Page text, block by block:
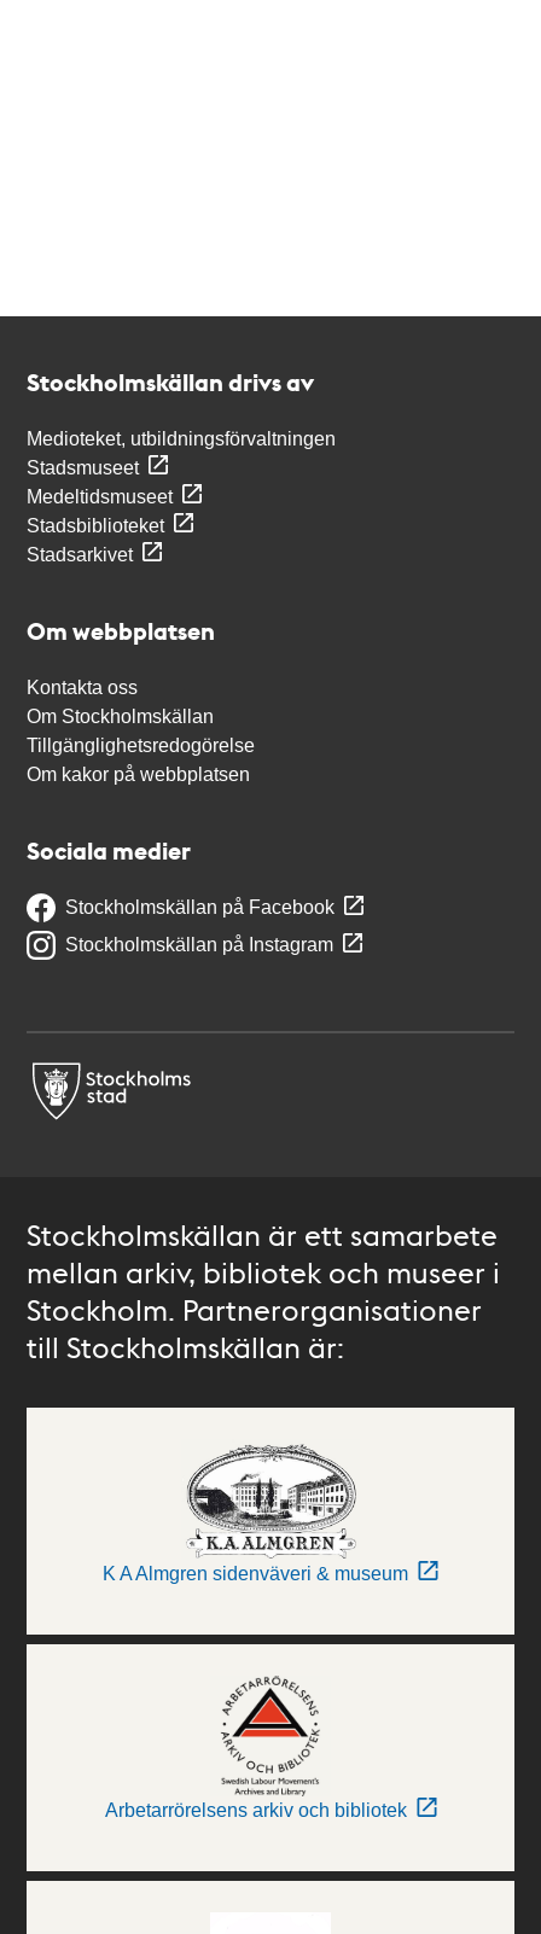
Stockholmskällan drivs av
Medioteket, utbildningsförvaltningen
Stadsmuseet
Medeltidsmuseet
Stadsbiblioteket
Stadsarkivet
Om webbplatsen
Kontakta oss
Om Stockholmskällan
Tillgänglighetsredogörelse
Om kakor på webbplatsen
Sociala medier
Stockholmskällan på Facebook
Stockholmskällan på Instagram
Stockholmskällan är ett samarbete
mellan arkiv, bibliotek och museer i
Stockholm. Partnerorganisationer
till Stockholmskällan är:
K A Almgren sidenväveri & museum
Arbetarrörelsens arkiv och bibliotek